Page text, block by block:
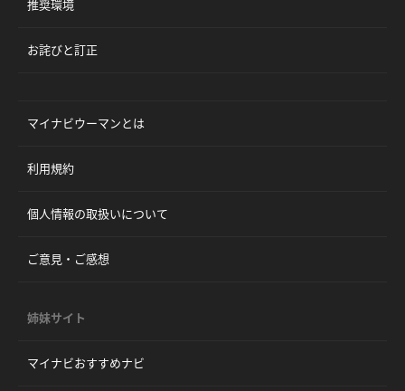
推奨環境
お詫びと訂正
マイナビウーマンとは
利用規約
個人情報の取扱いについて
ご意見・ご感想
姉妹サイト
マイナビおすすめナビ